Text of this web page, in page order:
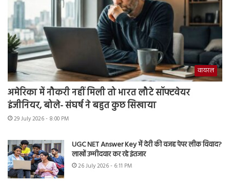
वायरल
अमेरिका में नौकरी नहीं मिली तो भारत लौटे सॉफ्टवेयर
इंजीनियर, बोले- संघर्ष ने बहुत कुछ सिखाया
29 July 2026 - 8:00 PM
UGC NET Answer Key में देरी की वजह पेपर लीक विवाद?
लाखों उम्मीदवार कर रहे इंतजार
26 July 2026 - 6:11 PM